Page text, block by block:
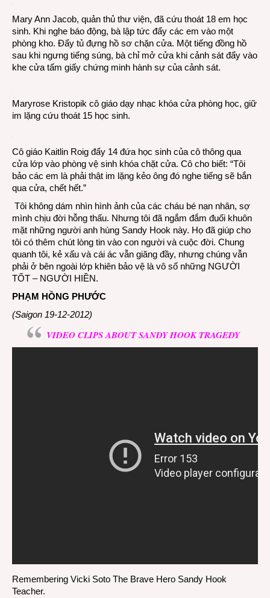
Mary Ann Jacob, quản thủ thư viện, đã cứu thoát 18 em học
sinh. Khi nghe báo động, bà lập tức đẩy các em vào một
phòng kho. Đẩy tủ đựng hồ sơ chặn cửa. Một tiếng đồng hồ
sau khi ngưng tiếng súng, bà chỉ mở cửa khi cảnh sát đẩy vào
khe cửa tấm giấy chứng minh hành sự của cảnh sát.
Maryrose Kristopik cô giáo dạy nhạc khóa cửa phòng học, giữ
im lặng cứu thoát 15 học sinh.
Cô giáo Kaitlin Roig đẩy 14 đứa học sinh của cô thông qua
cửa lớp vào phòng vệ sinh khóa chặt cửa. Cô cho biết: “Tôi
bảo các em là phải thật im lặng kẻo ông đó nghe tiếng sẽ bắn
qua cửa, chết hết.”
Tôi không dám nhìn hình ảnh của các cháu bé nạn nhân, sợ
mình chịu đời hỗng thấu. Nhưng tôi đã ngắm đắm đuối khuôn
mặt những người anh hùng Sandy Hook này. Họ đã giúp cho
tôi có thêm chút lòng tin vào con người và cuộc đời. Chung
quanh tôi, kẻ xấu và cái ác vẫn giăng đầy, nhưng chúng vẫn
phải ở bên ngoài lớp khiên bảo vệ là vô số những NGƯỜI
TỐT – NGƯỜI HIỀN.
PHẠM HỒNG PHƯỚC
(Saigon 19-12-2012)
VIDEO CLIPS ABOUT SANDY HOOK TRAGEDY
Remembering Vicki Soto The Brave Hero Sandy Hook
Teacher.